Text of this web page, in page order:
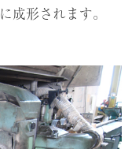
成形されます。